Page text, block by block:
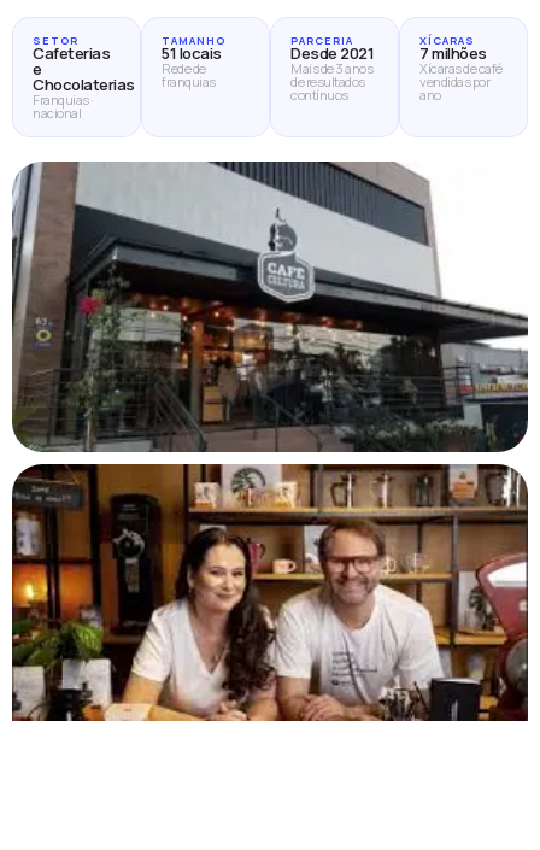
SETOR
Cafeterias
e
Chocolaterias
Franquias ·
nacional
TAMANHO
51 locais
Rede de
franquias
PARCERIA
Desde 2021
Mais de 3 anos
de resultados
contínuos
XÍCARAS
7 milhões
Xícaras de café
vendidas por
ano